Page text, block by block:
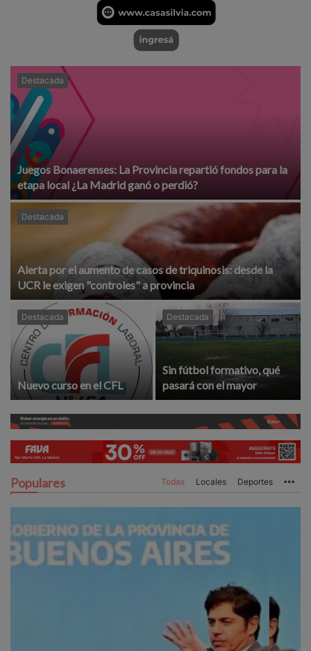
Destacada
Juegos Bonaerenses: La Provincia repartió fondos para la
etapa local ¿La Madrid ganó o perdió?
Destacada
Alerta por el aumento de casos de triquinosis: desde la
UCR le exigen "controles" a provincia
Destacada
Nuevo curso en el CFL
Destacada
Sin fútbol formativo, qué
pasará con el mayor
Populares Todas Locales Deportes